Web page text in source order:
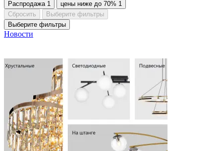
Распродажа 1 цены ниже до 70% 1
Сбросить
Выберите фильтры
Выберите фильтры
Новости